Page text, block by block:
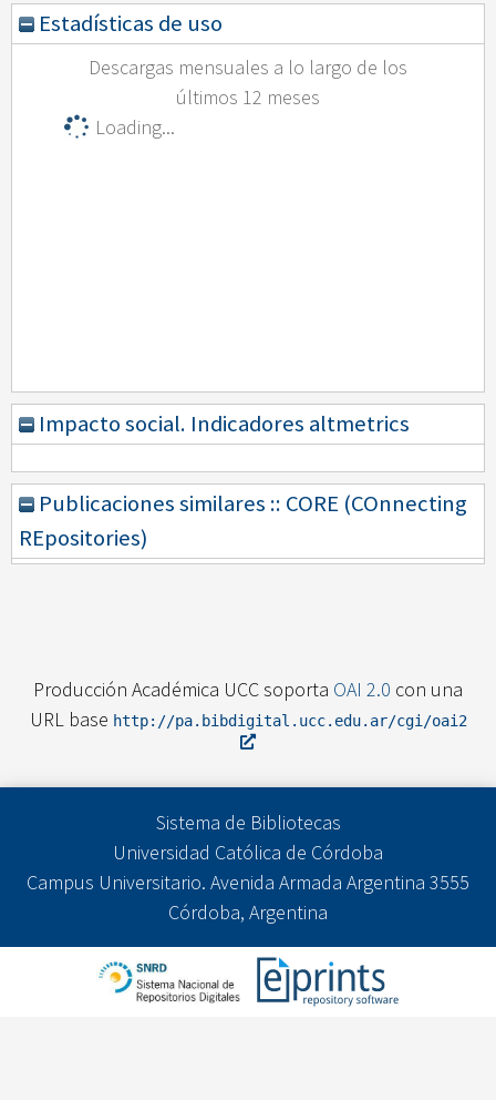
Estadísticas de uso
Descargas mensuales a lo largo de los
últimos 12 meses
Loading...
Impacto social. Indicadores altmetrics
Publicaciones similares :: CORE (COnnecting
REpositories)
Producción Académica UCC soporta OAI 2.0 con una
URL base http://pa.bibdigital.ucc.edu.ar/cgi/oai2
Sistema de Bibliotecas
Universidad Católica de Córdoba
Campus Universitario. Avenida Armada Argentina 3555
Córdoba, Argentina